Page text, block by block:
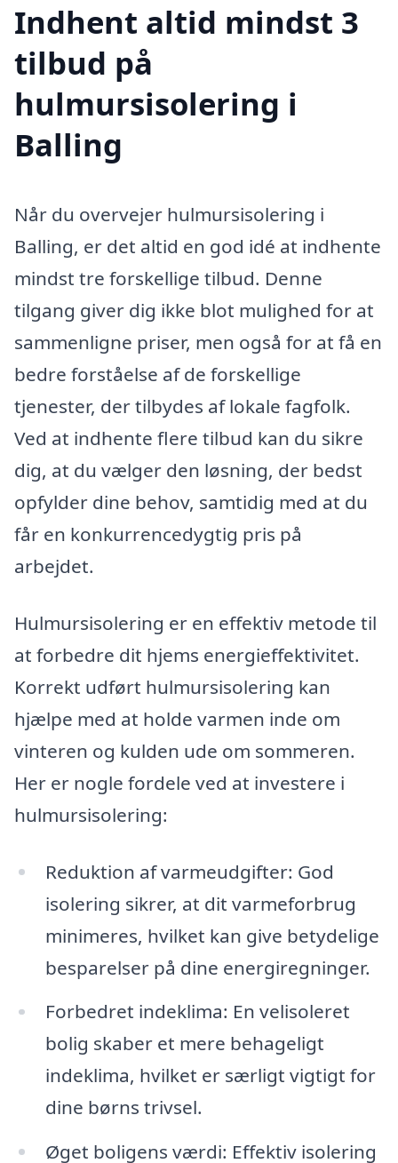
Indhent altid mindst 3
tilbud på
hulmursisolering i
Balling
Når du overvejer hulmursisolering i
Balling, er det altid en god idé at indhente
mindst tre forskellige tilbud. Denne
tilgang giver dig ikke blot mulighed for at
sammenligne priser, men også for at få en
bedre forståelse af de forskellige
tjenester, der tilbydes af lokale fagfolk.
Ved at indhente flere tilbud kan du sikre
dig, at du vælger den løsning, der bedst
opfylder dine behov, samtidig med at du
får en konkurrencedygtig pris på
arbejdet.
Hulmursisolering er en effektiv metode til
at forbedre dit hjems energieffektivitet.
Korrekt udført hulmursisolering kan
hjælpe med at holde varmen inde om
vinteren og kulden ude om sommeren.
Her er nogle fordele ved at investere i
hulmursisolering:
Reduktion af varmeudgifter: God
isolering sikrer, at dit varmeforbrug
minimeres, hvilket kan give betydelige
besparelser på dine energiregninger.
Forbedret indeklima: En velisoleret
bolig skaber et mere behageligt
indeklima, hvilket er særligt vigtigt for
dine børns trivsel.
Øget boligens værdi: Effektiv isolering